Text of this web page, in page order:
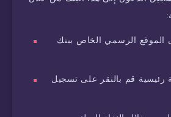
الموقع الرسمي الخاص ببنك
قم بالنقر على تسجيل